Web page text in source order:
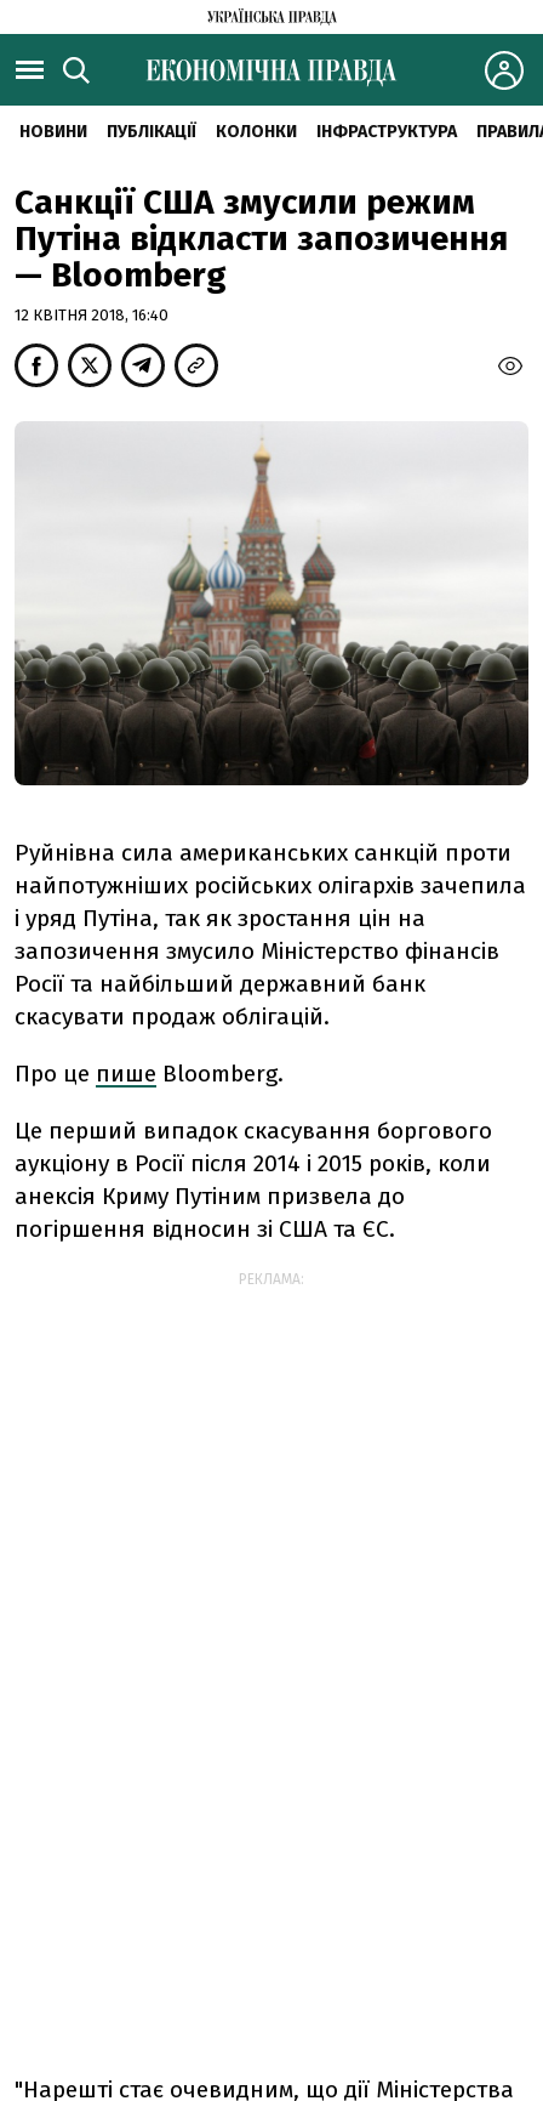
НОВИНИ ПУБЛІКАЦІЇ КОЛОНКИ ІНФРАСТРУКТУРА
Санкції США змусили режим
Путіна відкласти запозичення
— Bloomberg
12 КВІТНЯ 2018, 16:40
Руйнівна сила американських санкцій проти
найпотужніших російських олігархів зачепила
і уряд Путіна, так як зростання цін на
запозичення змусило Міністерство фінансів
Росії та найбільший державний банк
скасувати продаж облігацій.
Про це пише Bloomberg.
Це перший випадок скасування боргового
аукціону в Росії після 2014 і 2015 років, коли
анексія Криму Путіним призвела до
погіршення відносин зі США та ЄС.
РЕКЛАМА:
"Нарешті стає очевидним, що дії Міністерства